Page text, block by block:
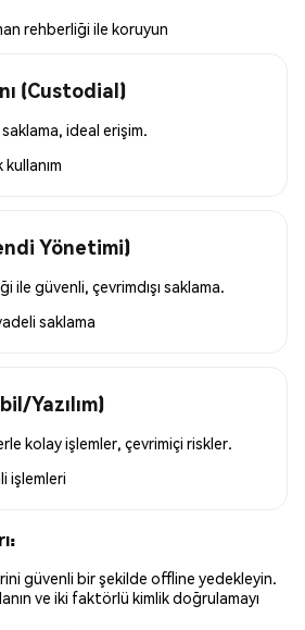
rehberliği ile koruyun
(Custodial)
ideal erişim.
Yönetimi)
ile güvenli, çevrimdışı saklama.
saklama
Yazılım)
kolay işlemler, çevrimiçi riskler.
işlemleri
güvenli bir şekilde offline yedekleyin.
ve iki faktörlü kimlik doğrulamayı